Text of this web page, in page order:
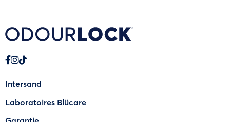
Intersand
Laboratoires Blücare